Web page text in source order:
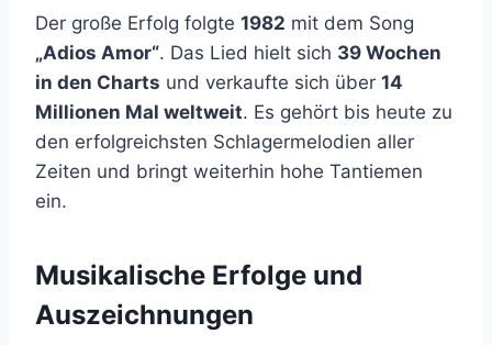
Der große Erfolg folgte 1982 mit dem Song
„Adios Amor“. Das Lied hielt sich 39 Wochen
in den Charts und verkaufte sich über 14
Millionen Mal weltweit. Es gehört bis heute zu
den erfolgreichsten Schlagermelodien aller
Zeiten und bringt weiterhin hohe Tantiemen
ein.
Musikalische Erfolge und
Auszeichnungen